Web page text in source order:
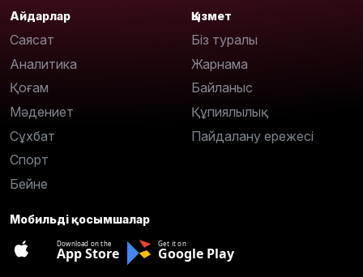
Айдарлар
Саясат
Аналитика
Қоғам
Мәдениет
Сұхбат
Спорт
Бейне
Қызмет
Біз туралы
Жарнама
Байланыс
Құпиялылық
Пайдалану ережесі
Мобильді қосымшалар
Download on the
App Store
Get it on
Google Play